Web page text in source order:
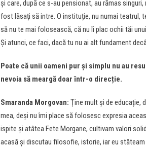
și care, după ce s-au pensionat, au rămas
fost lăsați să intre. O instituție, nu numai teatrul,
să nu te mai folosească, că nu îi plac ochii tăi
Și atunci, ce faci, dacă tu nu ai alt fundament
Poate că unii oameni pur și simplu nu au
nevoia să meargă doar într-o direcție.
Smaranda Morgovan: Ține mult și de educație,
mea, deși nu îmi place să folosesc expresia
ispite și atâtea Fete Morgane, cultivam valori
acasă și discutau filosofie, istorie, iar eu